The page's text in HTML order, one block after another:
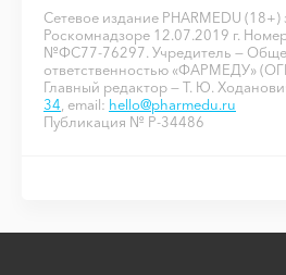
Сетевое издание PHARMEDU (18+)
Роскомнадзоре 12.07.2019 г.
№ФС77-76297. Учредитель —
ответственностью «ФАРМЕДУ»
Главный редактор — Т. Ю.
34 , email: hello@pharmedu.ru
Публикация № P-34486